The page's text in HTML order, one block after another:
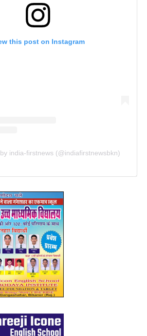
this post on Instagram
india-firstnews (@indiafirstnewsbkn)